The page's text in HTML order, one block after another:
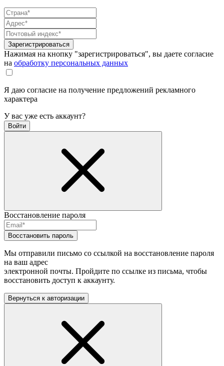
Зарегистрироваться
Нажимая на кнопку "зарегистрироваться", вы даете согласие
на обработку персональных данных
Я даю согласие на получение предложений рекламного
характера
У вас уже есть аккаунт?
Войти
Восстановление пароля
Восстановить пароль
Мы отправили письмо со ссылкой на восстановление пароля
на ваш адрес
электронной почты. Пройдите по ссылке из письма, чтобы
восстановить доступ к аккаунту.
Вернуться к авторизации